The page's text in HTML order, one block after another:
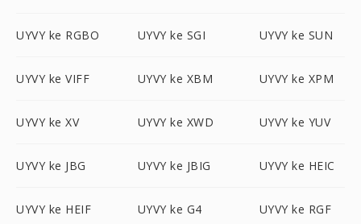
UYVY ke RGBO UYVY ke SGI UYVY ke SUN
UYVY ke VIFF UYVY ke XBM UYVY ke XPM
UYVY ke XV UYVY ke XWD UYVY ke YUV
UYVY ke JBG UYVY ke JBIG UYVY ke HEIC
UYVY ke HEIF UYVY ke G4 UYVY ke RGF